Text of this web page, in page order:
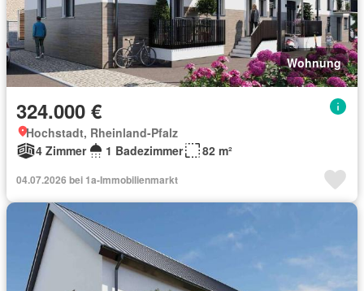
Wohnung
324.000 €
Hochstadt, Rheinland-Pfalz
4 Zimmer
1 Badezimmer 82 m²
04.07.2026 bei 1a-Immobilienmarkt